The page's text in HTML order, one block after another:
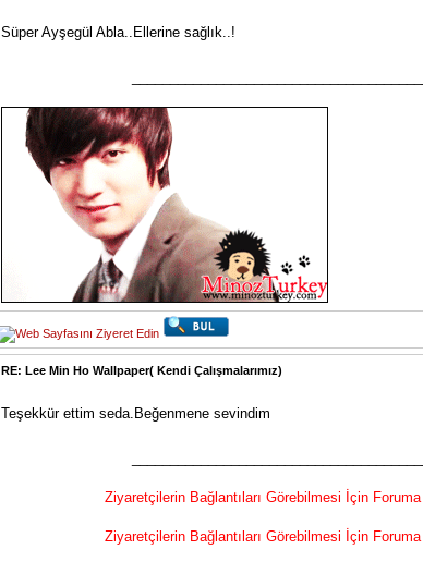
Süper Ayşegül Abla..Ellerine sağlık..!
RE: Lee Min Ho Wallpaper( Kendi Çalışmalarımız)
Teşekkür ettim seda.Beğenmene sevindim
Ziyaretçilerin Bağlantıları Görebilmesi İçin Foruma
Ziyaretçilerin Bağlantıları Görebilmesi İçin Foruma